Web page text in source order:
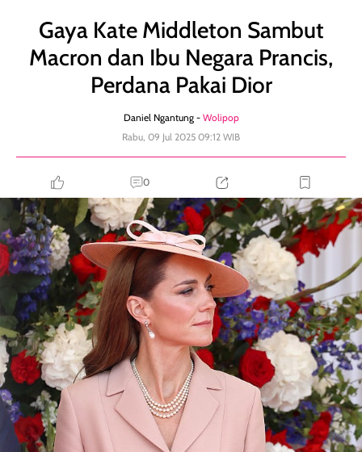
Gaya Kate Middleton Sambut
Macron dan Ibu Negara Prancis,
Perdana Pakai Dior
Daniel Ngantung - Wolipop
Rabu, 09 Jul 2025 09:12 WIB
0